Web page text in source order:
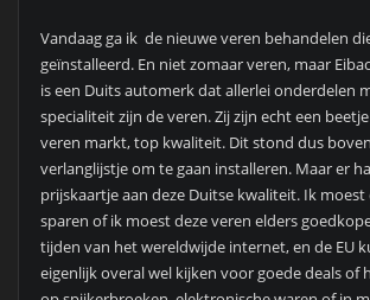
Vandaag ga ik de nieuwe veren behandelen
geïnstalleerd. En niet zomaar veren, maar
is een Duits automerk dat allerlei onderdelen
specialiteit zijn de veren. Zij zijn echt een
veren markt, top kwaliteit. Dit stond dus
verlanglijstje om te gaan installeren. Maar er
prijskaartje aan deze Duitse kwaliteit. Ik
sparen of ik moest deze veren elders
tijden van het wereldwijde internet, en de EU
eigenlijk overal wel kijken voor goede deals of